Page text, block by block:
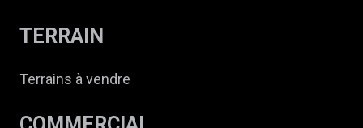
TERRAIN
Terrains à vendre